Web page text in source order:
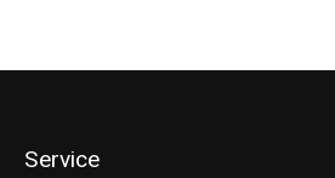
Service